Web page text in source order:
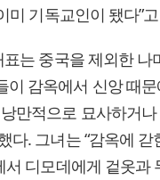
미 기독교인이 됐다”
는 중국을 제외한 나
이 감옥에서 신앙 때
만적으로 묘사하거
다. 그녀는 “감옥에
서 디모데에게 겉옷과